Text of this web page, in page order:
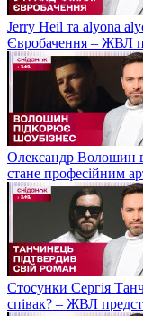
Jerry Heil та аlyona
Євробачення – ЖВЛ
Олександр Волошин
стане професійним
Стосунки Сергія
співак? – ЖВЛ